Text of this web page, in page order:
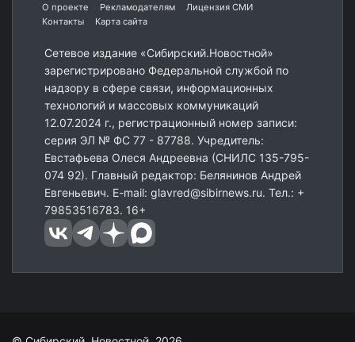
О проекте Рекламодателям
Лицензия СМИ
Контакты
Карта сайта
Сетевое издание «Сибирский.Новостной»
зарегистрировано Федеральной службой по
надзору в сфере связи, информационных
технологий и массовых коммуникаций
12.07.2024 г., регистрационный номер записи:
серия ЭЛ № ФС 77 - 87788. Учредитель:
Евстафьева Олеся Андреевна (СНИЛС 135-795-
074 92). Главный редактор: Белянинов Андрей
Евгеньевич. E-mail: glavred@sibirnews.ru. Тел.: +
79853516783. 16+